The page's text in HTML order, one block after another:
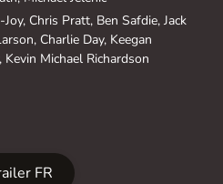
Chris Pratt, Ben Safdie, Jack
Charlie Day, Keegan
Kevin Michael Richardson
FR